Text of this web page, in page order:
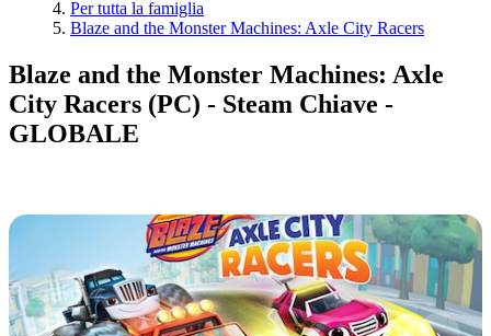
Per tutta la famiglia
Blaze and the Monster Machines: Axle City Racers
Blaze and the Monster Machines: Axle
City Racers (PC) - Steam Chiave -
GLOBALE